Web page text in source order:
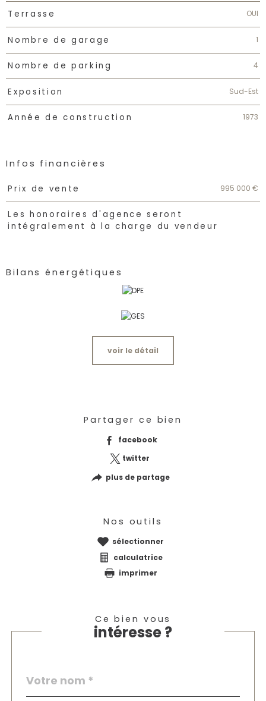
Terrasse OUI
Nombre de garage 1
Nombre de parking 4
Exposition Sud-Est
Année de construction 1973
Infos financières
Caractéristiques Valeurs
Prix de vente 995 000 €
Les honoraires d'agence seront
intégralement à la charge du vendeur
Bilans énergétiques
voir le détail
Partager ce bien
facebook
twitter
plus de partage
Nos outils
sélectionner
calculatrice
imprimer
Ce bien vous
intéresse ?
par
*